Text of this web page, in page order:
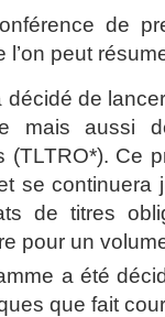
de
l’on peut
décidé de
mais aussi
(TLTRO*). Ce
se continuera
de titres
pour un
a été
que fait